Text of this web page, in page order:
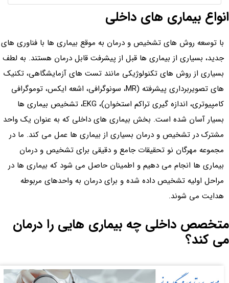
انواع بیماری های داخلی
با توسعه روش های تشخیص و درمان به موقع بیماری ها با فناوری های
جدید، بسیاری از بیماری ها قبل از پیشرفت قابل درمان هستند. به لطف
بسیاری از روش های تکنولوژیکی مانند تست های آزمایشگاهی، تکنیک
های تصویربرداری پیشرفته (MR، سونوگرافی، اشعه ایکس، توموگرافی
کامپیوتری، اندازه گیری تراکم استخوان)، EKG، تشخیص بیماری ها
بسیار آسان شده است. بخش بیماری های داخلی که به عنوان یک واحد
مشترک در تشخیص و درمان بسیاری از بیماری ها عمل می کند. ما در
مجموعه مهرگان نو تحقیقات جامع و دقیقی برای تشخیص و درمان
بیماری ها انجام می دهیم و اطمینان حاصل می شود که بیماری ها در
مراحل اولیه تشخیص داده شده و برای درمان به واحدهای مربوطه
هدایت می شوند.
متخصص داخلی چه بیماری هایی را درمان
می کند؟